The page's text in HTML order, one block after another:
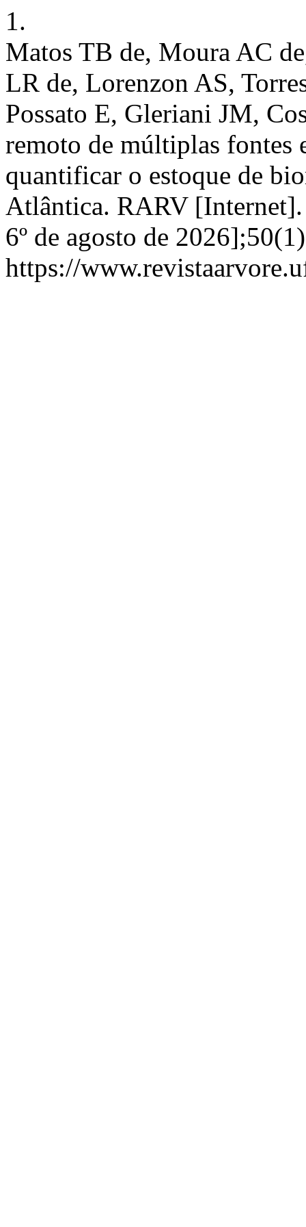
1.
Matos TB de, Moura AC
LR de, Lorenzon AS,
Possato E, Gleriani JM,
remoto de múltiplas fontes
quantificar o estoque de
Atlântica. RARV [Internet].
6º de agosto de
https://